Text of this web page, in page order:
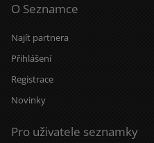
O Seznamce
Najít partnera
Přihlášení
Registrace
Novinky
Pro uživatele seznamky